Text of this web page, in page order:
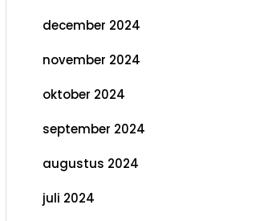
december 2024
november 2024
oktober 2024
september 2024
augustus 2024
juli 2024